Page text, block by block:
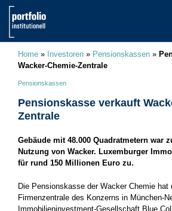
Home » Investoren » Pensionskassen »
Wacker-Chemie-Zentrale
Pensionskassen
Pensionskasse verkauft
Zentrale
Gebäude mit 48.000 Quadratmetern war
Nutzung von Wacker. Luxemburger
für rund 150 Millionen Euro zu.
Die Pensionskasse der Wacker Chemie hat
Firmenzentrale des Konzerns in München-
Immobilieninvestment-Gesellschaft Blue